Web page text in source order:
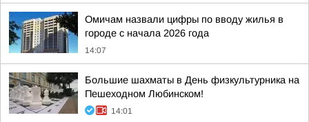
Омичам назвали цифры по вводу жилья в
городе с начала 2026 года
14:07
Большие шахматы в День физкультурника на
Пешеходном Любинском!
14:01